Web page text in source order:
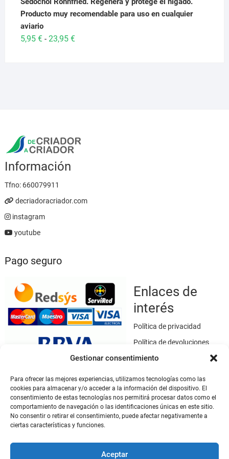
Gestionar consentimiento
Para ofrecer las mejores experiencias, utilizamos tecnologías como las
cookies para almacenar y/o acceder a la información del dispositivo. El
consentimiento de estas tecnologías nos permitirá procesar datos como el
comportamiento de navegación o las identificaciones únicas en este sitio.
No consentir o retirar el consentimiento, puede afectar negativamente a
ciertas características y funciones.
Aceptar
Producto muy recomendable para uso en cualquier
aviario
5,95 € - 23,95 €Rango
Información
Tfno: 660079911
decriadoracriador.com
instagram
youtube
Pago seguro
Enlaces de
interés
Política de privacidad
Política de devoluciones
Política de cookies
Aviso legal
Este sitio web utiliza SSL / TLS como medio de seguridad para el
cifrado de datos.
Mi cuenta